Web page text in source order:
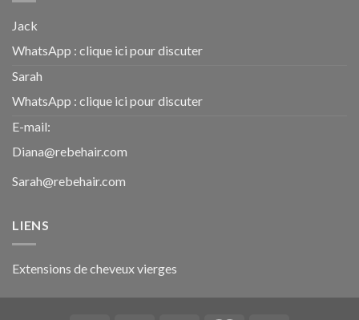
Jack
WhatsApp : clique ici pour discuter
Sarah
WhatsApp : clique ici pour discuter
E-mail:
Diana@rebehair.com
Sarah@rebehair.com
LIENS
Extensions de cheveux vierges